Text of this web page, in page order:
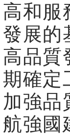
高和服
發展的
高品質
期確定
加強品
航強國